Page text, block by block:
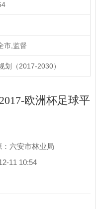
市,监督
划（2017-2030）
欧洲杯足球平
六安市林业局
11 10:54